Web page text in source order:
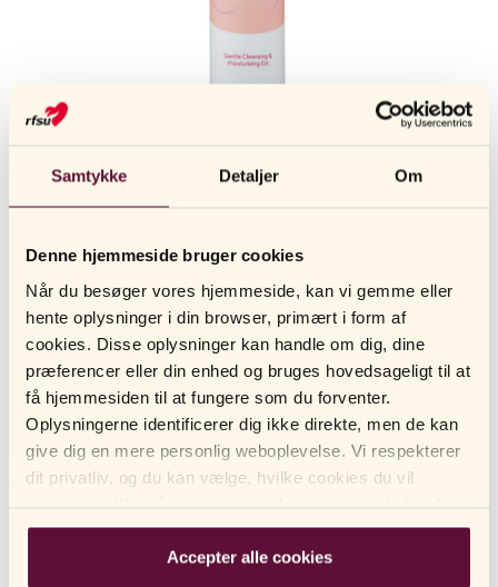
Samtykke Detaljer Om
Denne hjemmeside bruger cookies
Når du besøger vores hjemmeside, kan vi gemme eller
hente oplysninger i din browser, primært i form af
cookies. Disse oplysninger kan handle om dig, dine
præferencer eller din enhed og bruges hovedsageligt til at
få hjemmesiden til at fungere som du forventer.
Oplysningerne identificerer dig ikke direkte, men de kan
give dig en mere personlig weboplevelse. Vi respekterer
dit privatliv, og du kan vælge, hvilke cookies du vil
at finde ud af mere og ændre vores standardindstillinger.
Bemærk venligst, at blokering af cookies kan påvirke din
oplevelse af hjemmesiden og de tjenester, vi tilbyder.
Accepter alle cookies
RFSUIntim Wash Oil – intim vaskeolie
RFSU Intim Wash Oil Vaskeolieer en mild intimsæbe +
plejende olie i samme produkt, specielt tilpasset tørre slimhinder.
Kan anvendes enten som en ekstra mild vaskeolie for underliv i
bruseren eller som en blødgørende intimolie til underlivet.
Olien rengører skånsomt og virker blødgørende for at beskytte
følsomme slimhinder. Så mild at den også kan smøres på huden
uden at man behøver skylle den af, for en ekstra blødgørende og
beskyttende følelse for underlivet.
slimhinder.
VISA MER
BRUG
INDHOLD
SPØRGSMÅL & SVAR